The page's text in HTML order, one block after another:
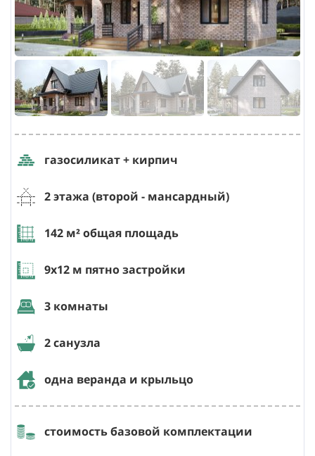
газосиликат + кирпич
2 этажа (второй - мансардный)
142 м² общая площадь
9х12 м пятно застройки
3 комнаты
2 санузла
одна веранда и крыльцо
стоимость базовой комплектации